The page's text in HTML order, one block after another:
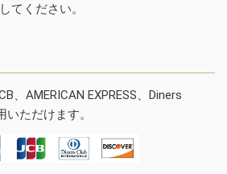
てください。
、AMERICAN EXPRESS、Diners
ただけます。